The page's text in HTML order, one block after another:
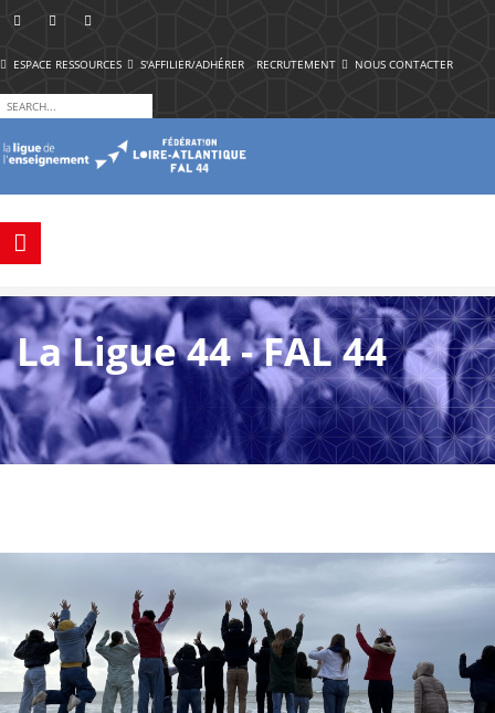
ESPACE RESSOURCES S'AFFILIER/ADHÉRER RECRUTEMENT NOUS CONTACTER
La Ligue 44 - FAL 44